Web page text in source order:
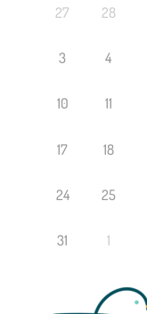
27 28
3 4
10 11
17 18
24 25
31 1